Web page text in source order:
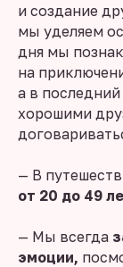
и создание
мы уделяем
дня мы
на
а в
хорошими
— В
от 20 до 49
— Мы всегда
эмоции,